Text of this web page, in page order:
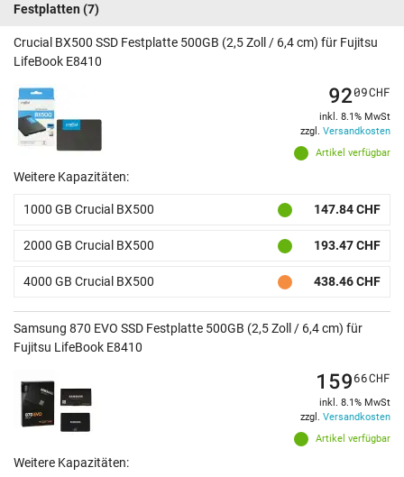
Festplatten (7)
Crucial BX500 SSD Festplatte 500GB (2,5 Zoll / 6,4 cm) für Fujitsu
LifeBook E8410
Artikel verfügbar
9209CHF
inkl. 8.1% MwSt
zzgl. Versandkosten
Weitere Kapazitäten:
1000 GB Crucial BX500 147.84 CHF
2000 GB Crucial BX500 193.47 CHF
4000 GB Crucial BX500 438.46 CHF
Samsung 870 EVO SSD Festplatte 500GB (2,5 Zoll / 6,4 cm) für
Fujitsu LifeBook E8410
Artikel verfügbar
15966CHF
inkl. 8.1% MwSt
zzgl. Versandkosten
Weitere Kapazitäten: